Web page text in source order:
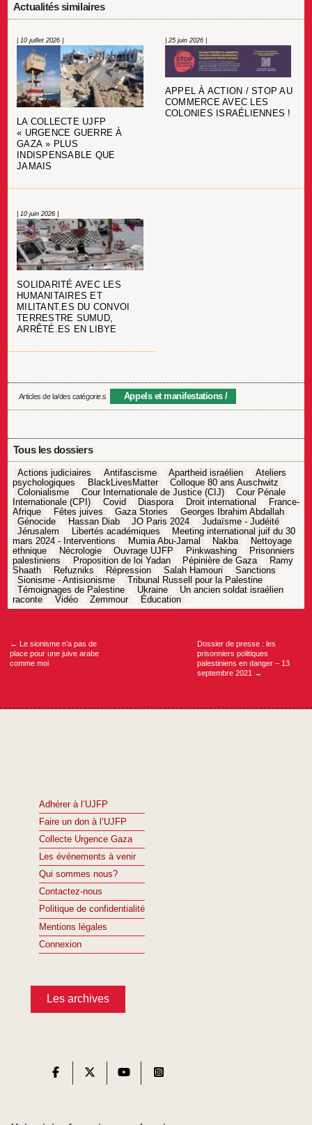
Actualités similaires
| 10 juillet 2026 |
LA COLLECTE UJFP
« URGENCE GUERRE À
GAZA » PLUS
INDISPENSABLE QUE
JAMAIS
| 25 juin 2026 |
APPEL À ACTION / STOP AU
COMMERCE AVEC LES
COLONIES ISRAÉLIENNES !
| 10 juin 2026 |
SOLIDARITÉ AVEC LES
HUMANITAIRES ET
MILITANT.ES DU CONVOI
TERRESTRE SUMUD,
ARRÊTÉ.ES EN LIBYE
Articles de la/des catégorie.s Appels et manifestations
Tous les dossiers
Actions judiciaires Antifascisme Apartheid israélien
Ateliers
psychologiques
BlackLivesMatter
Colloque 80 ans Auschwitz
Colonialisme
Cour Internationale de Justice (CIJ)
Cour Pénale
Internationale (CPI)
Covid Diaspora Droit international
France-
Afrique
Fêtes juives Gaza Stories
Georges Ibrahim Abdallah
Génocide
Hassan Diab JO Paris 2024
Judaïsme - Judéité
Jérusalem
Libertés académiques
Meeting international juif du 30
mars 2024 - Interventions
Mumia Abu-Jamal Nakba
Nettoyage
ethnique
Nécrologie Ouvrage UJFP Pinkwashing
Prisonniers
palestiniens
Proposition de loi Yadan Pépinière de Gaza
Ramy
Shaath
Refuzniks Répression Salah Hamouri
Sanctions
Sionisme - Antisionisme
Tribunal Russell pour la Palestine
Témoignages de Palestine
Ukraine
Un ancien soldat israélien
raconte
Vidéo Zemmour Éducation
Navigation
←
Le sionisme n’a pas de
place pour une juive arabe
comme moi
Dossier de presse : les
prisonniers politiques
palestiniens en danger – 13
septembre 2021
→
Adhérer à l’UJFP
Faire un don à l’UJFP
Collecte Urgence Gaza
Les événements à venir
Qui sommes nous?
Contactez-nous
Politique de confidentialité
Mentions légales
Connexion
Les archives